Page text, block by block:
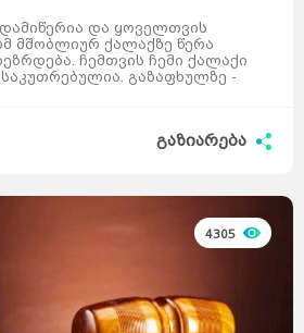
და ყოველთვის
მშობლიურ ქალაქზე წერა
ჩემთვის ჩემი ქალაქი
გაზაფხულზე -
გაზიარება
4305